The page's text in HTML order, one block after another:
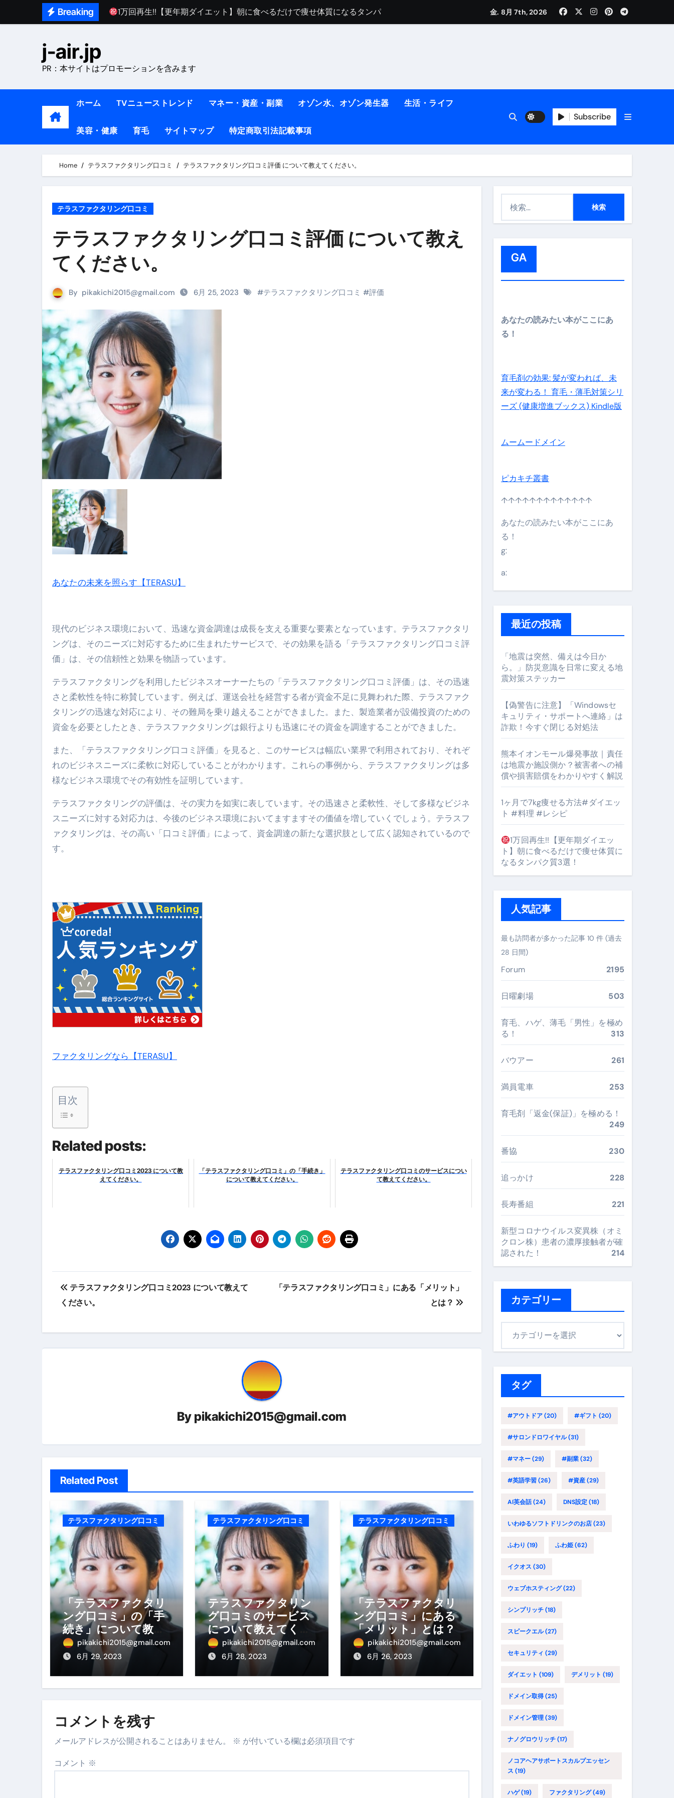
Breaking
【ダイエット迷子必見】38歳人生最後のダイエット、食事はこれからやりました！【あすけん活用術】
『葬送のフリーレン』の学び｜時間・記憶・名言・人生哲学から読み解く生き方
山梨県震度6弱と富士山噴火の関係｜最新観測データと前兆現象を徹底解説【2026】
Cookie同意管理ツール「STRIGHT」取り扱い開始＆リリース記念キャンペーン【ムームードメイン】
金融ブラックでも毎日「ビットコイン」がもらえる超お得アプリ
意外にありえる？日経平均40000円を妄想シナリオ検証してみた！ズボラ株投資
アフィリエイト【稼げるキーワード】一覧※YouTubeブログSNS共通
【必見】融資受けるなら”コレ”を確実に取り組むべき！ #shorts
弁護士が教える「投資詐欺」に引っかからないための方法 #投資詐欺 #詐欺 #弁護士 #法律
【PR】フリーランス必見！入金前の売上をすぐに現金で受け取る方法
【2023年最新】金融ブラックでも可能な資金調達法3選！#shorts
個人事業主は銀行から融資を受けるとリスクが高い #shorts
【誰でも出来る】3万円が10％増量の「33000円」になる！
【即金】3時間で5万円稼ぐセルフバックの全貌！危険回避と安全な稼ぎ方を徹底解説
【超高騰】爆上がりしたビットコインに695万円も投資してる営業39歳サラリーマン【2025年10月3日】 #bitcoin #全財産 #暗号資産
Q：借りた借金を返さなくていい場合ってありますか？#Shorts
【必見】もう営業電話は怖くない！初心者でも成果を出す電話の仕方はコレ！
自己破産中に絶対にしてはダメなこと7選
体脂肪が落ちる朝食3選 #ダイエット
No.102 9割が勘違い 自己破産の真実
アーモンドを毎日食べたらどうなるの？①【30秒でわかる効果まとめ】#アーモンド #ダイエット #筋トレ #美容 #健康 #雑学 #ナレーター #小林将大
【ひろゆき】借金1億円あります 返済か、自己破産かひろゆきさんならどちらを選びますか？ #shorts
セラピストのための！美容、健康、ダイエットにとても重要な女性ホルモンと男性ホルモン
弁護士解説【詐欺被害】警察に行っても返金されません
ムームードメイン 2月のおすすめドメイン特集- ビジネスの信用を築く――そのすべての起点となるのが独自ドメイン
FRONTIER スーパーセール2026 完全攻略ガイド 今こそ買い時！ゲーミングPC・高性能BTOを最安で手に入れる方法
なくす不安と消える恐怖をゼロにする時代へ Pebblebee × iMazing で完成する「究極のスマホ防衛システム」完全ガイド
使った分だけ支払う、いちばん賢いスマホ代。 BB.exciteモバイル「Fitプラン」完全ガイド
【ムームードメイン】 【.site】今注目のドメインをご紹介
何をするサイトか”が一目で伝わる。いま選ばれている新定番ドメイン
梅干しを毎日食べたらどうなるの？①【30秒でわかる効果まとめ】#梅干し #ダイエット #筋トレ #美容 #健康 #雑学 #ナレーター #小林将大
ブルーベリーを毎日食べたらどうなるの？②【30秒でわかる効果まとめ】#ダイエット #筋トレ #美容 #健康 #雑学 #ナレーター #小林将大
バナナを毎日食べたらどうなるの？①【30秒でわかる効果まとめ】#バナナ #ダイエット #筋トレ #美容 #健康 #雑学 #ナレーター #小林将大
筋トレせずにプロテインを飲み続けたらどうなるのか？ #ダイエット #プロテイン #痩せる
ドメイン取得からホームページ完成まで。ムームードメインなら“全部まとめて”安心スタート
かいまき（掻巻き）超完全ガイド｜“着る布団”で肩・首・足元の冷えを根こそぎ防ぐ！素材別おすすめ・選び方・洗い方・Q&Aまで
【最新版】掛け布団の選び方“完全攻略”｜シンサレート・羽毛・人工羽毛・調温・吸湿発熱…あなたの寝室に最適解を出す快眠ガイド
【アシストステッパー】ハンドル付き・筋力アシスト・ツイスト・天然木まで徹底分類！室内で“足腰と体幹”を育てる選び方＆続け方ガイド
【2026年最新保存版】エアトリ超新春セール＆セット割完全攻略ガイド｜海外・国内旅行を最安値で実現する究極の旅術
クリスマスの魔法で、心と未来を彩る方法――「ただのイベント」を一生の思い出に変える完全ガイドブック
【最新】手袋の選び方 完全ガイド｜スマホ対応・防寒・撥水・作業用（ニトリル/ビニール）まで目的別に失敗しない
補聴器の選び方 完全ガイド｜集音器との違い・タイプ別比較・価格の考え方・失敗しないチェックリスト（高齢者にも）
失敗しない「爪切り」完全ガイド：高級クリッパー・ニッパー・電動まで、硬い爪／巻き爪／飛び散り対策の選び方
失敗しない「カニ」完全ガイド：ズワイ・タラバ・ポーション・カット済みの選び方と、年末年始に“満足度MAX”で食べるコツ
松前漬とは何か──北海道の海と暮らしが生んだ“完成された保存食文化”
金. 8月 7th, 2026
j-air.jp
PR：本サイトはプロモーションを含みます
ホーム TVニューストレンド マネー・資産・副業 オゾン水、オゾン発生器 生活・ライフ
美容・健康 育毛 サイトマップ 特定商取引法記載事項
Subscribe
Home テラスファクタリング口コミ テラスファクタリング口コミ評価 について教えてください。
テラスファクタリング口コミ
テラスファクタリング口コミ評価 について教え
てください。
By pikakichi2015@gmail.com 6月 25, 2023 #テラスファクタリング口コミ #評価
あなたの未来を照らす【TERASU】
現代のビジネス環境において、迅速な資金調達は成長を支える重要な要素となっています。テラスファクタリ
ングは、そのニーズに対応するために生まれたサービスで、その効果を語る「テラスファクタリング口コミ評
価」は、その信頼性と効果を物語っています。
テラスファクタリングを利用したビジネスオーナーたちの「テラスファクタリング口コミ評価」は、その迅速
さと柔軟性を特に称賛しています。例えば、運送会社を経営する者が資金不足に見舞われた際、テラスファク
タリングの迅速な対応により、その難局を乗り越えることができました。また、製造業者が設備投資のための
資金を必要としたとき、テラスファクタリングは銀行よりも迅速にその資金を調達することができました。
また、「テラスファクタリング口コミ評価」を見ると、このサービスは幅広い業界で利用されており、それぞ
れのビジネスニーズに柔軟に対応していることがわかります。これらの事例から、テラスファクタリングは多
様なビジネス環境でその有効性を証明しています。
テラスファクタリングの評価は、その実力を如実に表しています。その迅速さと柔軟性、そして多様なビジネ
スニーズに対する対応力は、今後のビジネス環境においてますますその価値を増していくでしょう。テラスフ
ァクタリングは、その高い「口コミ評価」によって、資金調達の新たな選択肢として広く認知されているので
す。
ファクタリングなら【TERASU】
目次
Related posts:
テラスファクタリング口コミ2023 について教
えてください。
「テラスファクタリング口コミ」の「手続き」
について教えてください。
テラスファクタリング口コミのサービスについ
て教えてください。
投
稿
ン
テラスファクタリング口コミ2023 について教えて
ください。
「テラスファクタリング口コミ」にある「メリット」
とは？
By pikakichi2015@gmail.com
Related Post
テラスファクタリング口コミ
「テラスファクタリ
ング口コミ」の「手
続き」について教え
てください。
pikakichi2015@gmail.com
6月 29, 2023
テラスファクタリング口コミ
テラスファクタリン
グ口コミのサービス
について教えてくだ
さい。
pikakichi2015@gmail.com
6月 28, 2023
テラスファクタリング口コミ
「テラスファクタリ
ング口コミ」にある
「メリット」とは？
pikakichi2015@gmail.com
6月 26, 2023
コメントを残す
メールアドレスが公開されることはありません。 ※ が付いている欄は必須項目です
コメント ※
GA
あなたの読みたい本がここにあ
る！
育毛剤の効果: 髪が変われば、未
来が変わる！ 育毛・薄毛対策シリ
ーズ (健康増進ブックス) Kindle版
ムームードメイン
ピカキチ叢書
↑↑↑↑↑↑↑↑↑↑↑↑↑
あなたの読みたい本がここにあ
る！
g:
a:
最近の投稿
「地震は突然、備えは今日か
ら。」防災意識を日常に変える地
震対策ステッカー
【偽警告に注意】「Windowsセ
キュリティ・サポートへ連絡」は
詐欺！今すぐ閉じる対処法
熊本イオンモール爆発事故｜責任
は地震か施設側か？被害者への補
償や損害賠償をわかりやすく解説
1ヶ月で7kg痩せる方法#ダイエッ
ト #料理 #レシピ
1万回再生!!【更年期ダイエッ
ト】朝に食べるだけで痩せ体質に
なるタンパク質3選！
人気記事
最も訪問者が多かった記事 10 件 (過去
28 日間)
Forum 2195
日曜劇場 503
育毛、ハゲ、薄毛「男性」を極め
る！
313
バウアー 261
満員電車 253
育毛剤「返金(保証)」を極める！
249
番協 230
追っかけ 228
長寿番組 221
新型コロナウイルス変異株（オミ
クロン株）患者の濃厚接触者が確
認された！
214
カテゴリー
タグ
#アウトドア(20) #ギフト (20)
#サロンドロワイヤル(31)
#マネー(29) #副業(32)
#英語学習(26) #資産(29)
AI英会話(24) DNS設定(18)
いわゆるソフトドリンクのお店(23)
ふわり (19) ふわ姫(62)
イクオス (30)
ウェブホスティング(22)
シンプリッチ(18)
スピークエル(27)
セキュリティ (29)
ダイエット (109) デメリット (19)
ドメイン取得(25)
ドメイン管理(39)
ナノグロウリッチ(17)
ノコアヘアサポートスカルプエッセン
ス (19)
ハゲ(19) ファクタリング(49)